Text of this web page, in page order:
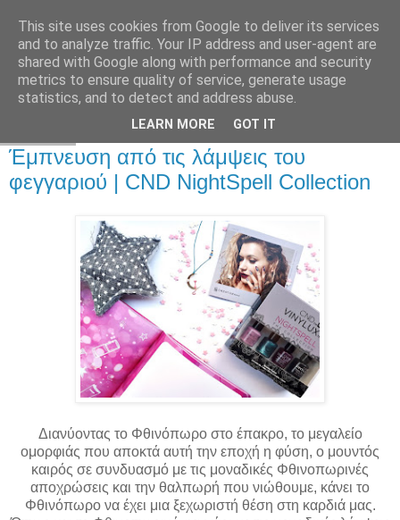
Έμπνευση από τις λάμψεις του
φεγγαριού | CND NightSpell Collection
Διανύοντας το Φθινόπωρο στο έπακρο, το μεγαλείο
ομορφιάς που αποκτά αυτή την εποχή η φύση, ο μουντός
καιρός σε συνδυασμό με τις μοναδικές Φθινοπωρινές
αποχρώσεις και την θαλπωρή που νιώθουμε, κάνει το
Φθινόπωρο να έχει μια ξεχωριστή θέση στη καρδιά μας.
This site uses cookies from Google to deliver its services
and to analyze traffic. Your IP address and user-agent are
shared with Google along with performance and security
metrics to ensure quality of service, generate usage
statistics, and to detect and address abuse.
LEARN MORE GOT IT